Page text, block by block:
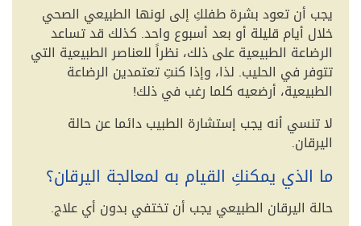
يجب أن تعود بشرة طفلكِ إلى لونها الطبيعي الصحي
خلال أيام قليلة أو بعد أسبوع واحد. كذلك قد تساعد
الرضاعة الطبيعية على ذلك، نظراً للعناصر الطبيعية التي
تتوفر في الحليب. لذا، وإذا كنتِ تعتمدين الرضاعة
الطبيعية، أرضعيه كلما رغب في ذلك!
لا تنسي أنه يجب إستشارة الطبيب دائما عن حالة
اليرقان.
ما الذي يمكنكِ القيام به لمعالجة اليرقان؟
حالة اليرقان الطبيعي يجب أن تختفي بدون أي علاج.